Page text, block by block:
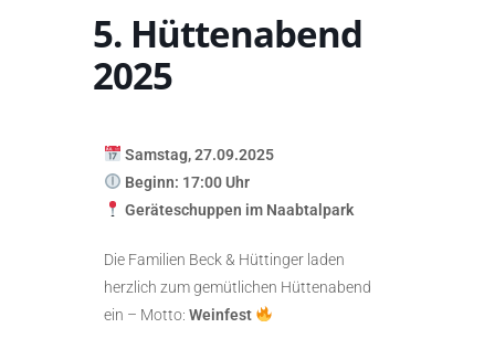
5. Hüttenabend
2025
Samstag, 27.09.2025
Beginn: 17:00 Uhr
Geräteschuppen im Naabtalpark
Die Familien Beck & Hüttinger laden
herzlich zum gemütlichen Hüttenabend
ein – Motto: Weinfest